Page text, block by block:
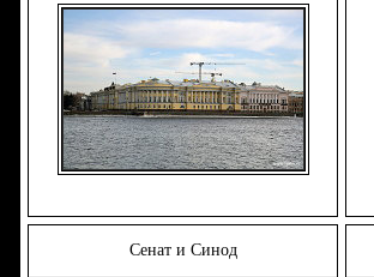
Сенат и Синод